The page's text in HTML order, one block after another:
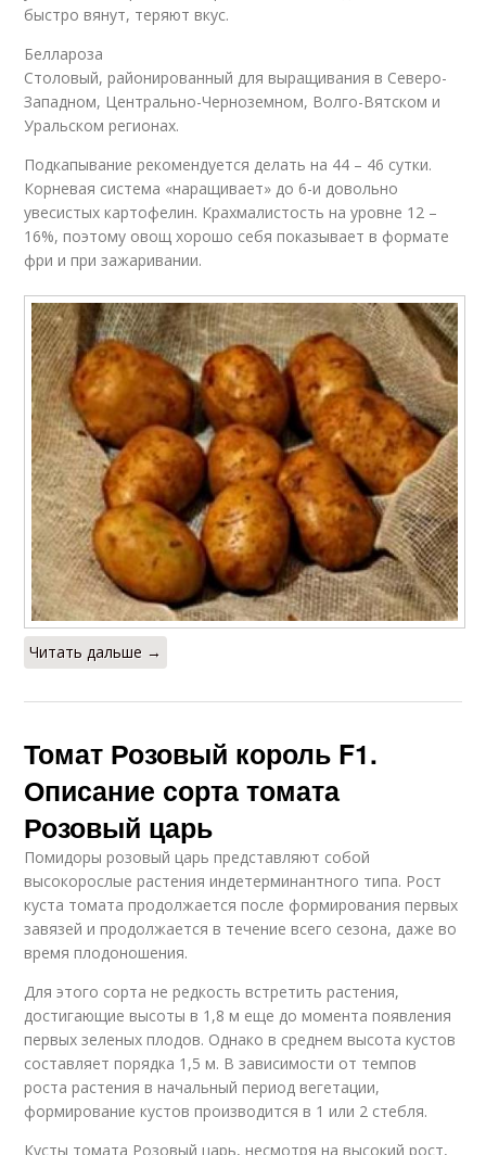
быстро вянут, теряют вкус.
Беллароза
Столовый, районированный для выращивания в Северо-
Западном, Центрально-Черноземном, Волго-Вятском и
Уральском регионах.
Подкапывание рекомендуется делать на 44 – 46 сутки.
Корневая система «наращивает» до 6-и довольно
увесистых картофелин. Крахмалистость на уровне 12 –
16%, поэтому овощ хорошо себя показывает в формате
фри и при зажаривании.
Читать дальше →
Томат Розовый король F1.
Описание сорта томата
Розовый царь
Помидоры розовый царь представляют собой
высокорослые растения индетерминантного типа. Рост
куста томата продолжается после формирования первых
завязей и продолжается в течение всего сезона, даже во
время плодоношения.
Для этого сорта не редкость встретить растения,
достигающие высоты в 1,8 м еще до момента появления
первых зеленых плодов. Однако в среднем высота кустов
составляет порядка 1,5 м. В зависимости от темпов
роста растения в начальный период вегетации,
формирование кустов производится в 1 или 2 стебля.
Кусты томата Розовый царь, несмотря на высокий рост,